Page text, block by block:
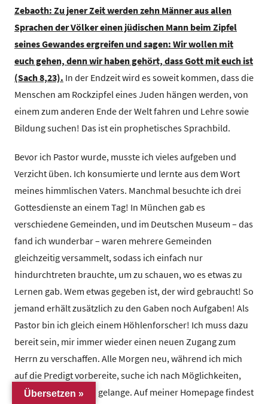
Zebaoth: Zu jener Zeit werden zehn Männer aus allen
Sprachen der Völker einen jüdischen Mann beim Zipfel
seines Gewandes ergreifen und sagen: Wir wollen mit
euch gehen, denn wir haben gehört, dass Gott mit euch ist
(Sach 8,23). In der Endzeit wird es soweit kommen, dass die
Menschen am Rockzipfel eines Juden hängen werden, von
einem zum anderen Ende der Welt fahren und Lehre sowie
Bildung suchen! Das ist ein prophetisches Sprachbild.
Bevor ich Pastor wurde, musste ich vieles aufgeben und
Verzicht üben. Ich konsumierte und lernte aus dem Wort
meines himmlischen Vaters. Manchmal besuchte ich drei
Gottesdienste an einem Tag! In München gab es
verschiedene Gemeinden, und im Deutschen Museum – das
fand ich wunderbar – waren mehrere Gemeinden
gleichzeitig versammelt, sodass ich einfach nur
hindurchtreten brauchte, um zu schauen, wo es etwas zu
Lernen gab. Wem etwas gegeben ist, der wird gebraucht! So
jemand erhält zusätzlich zu den Gaben noch Aufgaben! Als
Pastor bin ich gleich einem Höhlenforscher! Ich muss dazu
bereit sein, mir immer wieder einen neuen Zugang zum
Herrn zu verschaffen. Alle Morgen neu, während ich mich
auf die Predigt vorbereite, suche ich nach Möglichkeiten,
wie ich an den Herrn gelange. Auf meiner Homepage findest
Übersetzen »